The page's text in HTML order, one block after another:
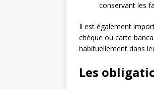
conservant les
Il est également
chèque ou carte
habituellement dans
Les